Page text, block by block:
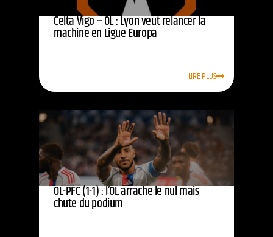
Celta Vigo – OL : Lyon veut relancer la
machine en Ligue Europa
LIRE PLUS
OL-PFC (1-1) : l’OL arrache le nul mais
chute du podium